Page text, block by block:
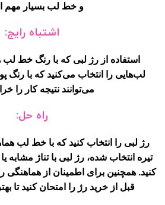
و خط لب بسیار مهم
اشتباه رایج:
استفاده از رژ لبی که با رنگ خط لب
لب‌هایی را انتخاب می‌کنید که با رنگ
می‌توانند نتیجه کار را
راه حل:
رژ لبی را انتخاب کنید که با خط لب
تیره انتخاب شده، رژ لبی با تناژ
کنید. همچنین برای اطمینان از
قبل از خرید رژ را امتحان کنید تا